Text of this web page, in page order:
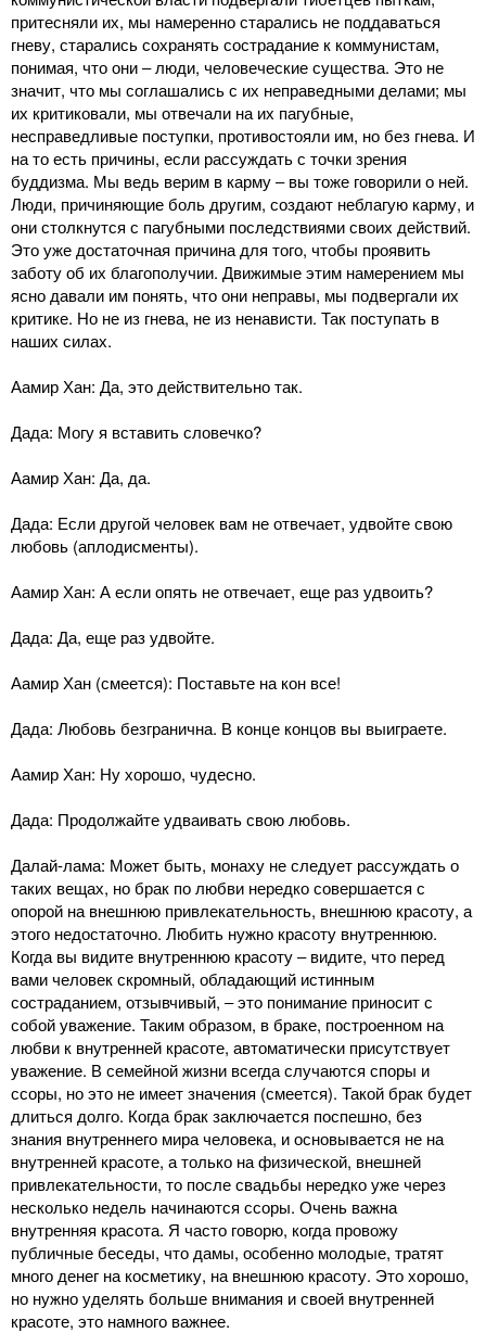
притесняли их, мы намеренно старались не поддаваться
гневу, старались сохранять сострадание к коммунистам,
понимая, что они ‒ люди, человеческие существа. Это не
значит, что мы соглашались с их неправедными делами; мы
их критиковали, мы отвечали на их пагубные,
несправедливые поступки, противостояли им, но без гнева. И
на то есть причины, если рассуждать с точки зрения
буддизма. Мы ведь верим в карму ‒ вы тоже говорили о ней.
Люди, причиняющие боль другим, создают неблагую карму, и
они столкнутся с пагубными последствиями своих действий.
Это уже достаточная причина для того, чтобы проявить
заботу об их благополучии. Движимые этим намерением мы
ясно давали им понять, что они неправы, мы подвергали их
критике. Но не из гнева, не из ненависти. Так поступать в
наших силах.
Аамир Хан: Да, это действительно так.
Дада: Могу я вставить словечко?
Аамир Хан: Да, да.
Дада: Если другой человек вам не отвечает, удвойте свою
любовь (аплодисменты).
Аамир Хан: А если опять не отвечает, еще раз удвоить?
Дада: Да, еще раз удвойте.
Аамир Хан (смеется): Поставьте на кон все!
Дада: Любовь безгранична. В конце концов вы выиграете.
Аамир Хан: Ну хорошо, чудесно.
Дада: Продолжайте удваивать свою любовь.
Далай-лама: Может быть, монаху не следует рассуждать о
таких вещах, но брак по любви нередко совершается с
опорой на внешнюю привлекательность, внешнюю красоту, а
этого недостаточно. Любить нужно красоту внутреннюю.
Когда вы видите внутреннюю красоту ‒ видите, что перед
вами человек скромный, обладающий истинным
состраданием, отзывчивый, ‒ это понимание приносит с
собой уважение. Таким образом, в браке, построенном на
любви к внутренней красоте, автоматически присутствует
уважение. В семейной жизни всегда случаются споры и
ссоры, но это не имеет значения (смеется). Такой брак будет
длиться долго. Когда брак заключается поспешно, без
знания внутреннего мира человека, и основывается не на
внутренней красоте, а только на физической, внешней
привлекательности, то после свадьбы нередко уже через
несколько недель начинаются ссоры. Очень важна
внутренняя красота. Я часто говорю, когда провожу
публичные беседы, что дамы, особенно молодые, тратят
много денег на косметику, на внешнюю красоту. Это хорошо,
но нужно уделять больше внимания и своей внутренней
красоте, это намного важнее.